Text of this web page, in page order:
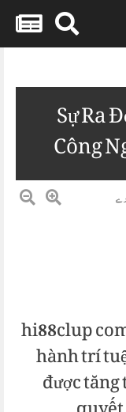
Sự Ra
Công
hi88clup
hành trí
được